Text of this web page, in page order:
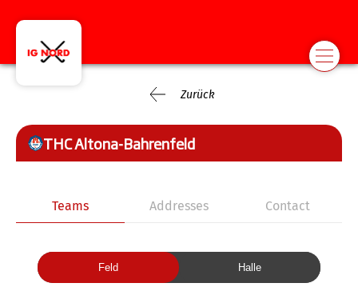
Zurück
THC Altona-Bahrenfeld
Teams Addresses Contact
Feld Halle